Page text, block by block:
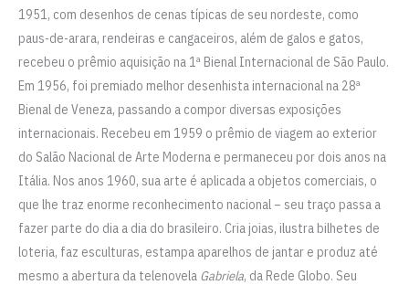
1951, com desenhos de cenas típicas de seu nordeste, como
paus-de-arara, rendeiras e cangaceiros, além de galos e gatos,
recebeu o prêmio aquisição na 1ª Bienal Internacional de São Paulo.
Em 1956, foi premiado melhor desenhista internacional na 28ª
Bienal de Veneza, passando a compor diversas exposições
internacionais. Recebeu em 1959 o prêmio de viagem ao exterior
do Salão Nacional de Arte Moderna e permaneceu por dois anos na
Itália. Nos anos 1960, sua arte é aplicada a objetos comerciais, o
que lhe traz enorme reconhecimento nacional – seu traço passa a
fazer parte do dia a dia do brasileiro. Cria joias, ilustra bilhetes de
loteria, faz esculturas, estampa aparelhos de jantar e produz até
mesmo a abertura da telenovela Gabriela, da Rede Globo. Seu